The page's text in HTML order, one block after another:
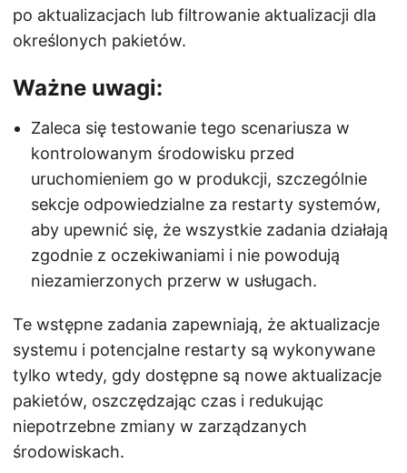
po aktualizacjach lub filtrowanie aktualizacji dla
określonych pakietów.
Ważne uwagi:
Zaleca się testowanie tego scenariusza w
kontrolowanym środowisku przed
uruchomieniem go w produkcji, szczególnie
sekcje odpowiedzialne za restarty systemów,
aby upewnić się, że wszystkie zadania działają
zgodnie z oczekiwaniami i nie powodują
niezamierzonych przerw w usługach.
Te wstępne zadania zapewniają, że aktualizacje
systemu i potencjalne restarty są wykonywane
tylko wtedy, gdy dostępne są nowe aktualizacje
pakietów, oszczędzając czas i redukując
niepotrzebne zmiany w zarządzanych
środowiskach.